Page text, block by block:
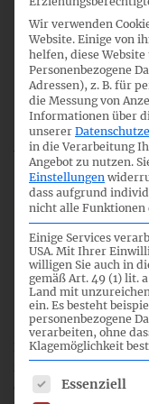
TITEL
Informationen
Post-
- IFRS 13 Fair
Measurement
Befassung
Der IFRS-FA hat die
dazugehörigen
Wir verwenden
Website. Einige von
helfen, diese
Personenbezogene
Adressen), z. B. für
die Messung von
Informationen über
unserer
in die Verarbeitung
Angebot zu nutzen.
Einstellungen
dass aufgrund
nicht alle Funktionen
Einige Services
USA. Mit Ihrer
willigen Sie auch in
gemäß Art. 49 (1) lit.
Land mit
ein. Es besteht
personenbezogene
verarbeiten, ohne
Klagemöglichkeit
Es folgt eine
Essenziell